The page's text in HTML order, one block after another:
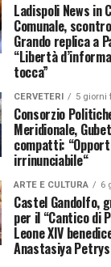
Ladispoli News in
Comunale,
Grando replica a
“Libertà
tocca”
CERVETERI 5 giorni
Consorzio
Meridionale,
compatti:
irrinunciabile“
ARTE E CULTURA 6
Castel Gandolfo,
per il “Cantico di
Leone XIV
Anastasiya